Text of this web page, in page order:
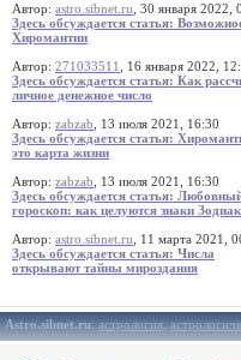
Автор: astro.sibnet.ru , 30 января 2022,
Здесь обсуждается статья:
Хиромантии
Автор: 271033511
, 16 января 2022,
Здесь обсуждается статья: Как
личное денежное число
Автор: zabzab , 13 июля 2021, 16:30
Здесь обсуждается статья:
это карта жизни
Автор: zabzab , 13 июля 2021, 16:30
Здесь обсуждается статья:
гороскоп: как целуются знаки
Автор: astro.sibnet.ru , 11 марта 2021,
Здесь обсуждается статья: Числа
открывают тайны мироздания
Astro.sibnet.ru:астрология,